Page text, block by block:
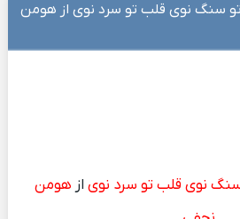
سنگ نوی قلب تو سرد نوی از هومن
نوی قلب تو سرد نوی از هومن